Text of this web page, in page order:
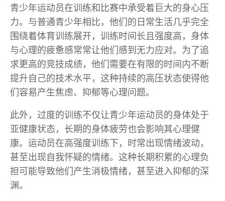
青少年运动员在训练和比赛中承受着巨大的身心压
力。与普通青少年相比，他们的日常生活几乎完全
围绕着体育训练展开，训练时间长且强度高，身体
与心理的疲惫感常常让他们感到无力应对。为了追
求更高的竞技成绩，他们需要在有限的时间内不断
提升自己的技术水平，这种持续的高压状态使得他
们容易产生焦虑、抑郁等心理问题。
此外，过度的训练不仅让青少年运动员的身体处于
亚健康状态，长期的身体疲劳也会影响其心理健
康。运动员在高强度训练下，时常出现情绪波动，
甚至出现自我怀疑的情绪。这种长期积累的心理负
担可能导致他们产生消极情绪，甚至进入抑郁的深
渊。